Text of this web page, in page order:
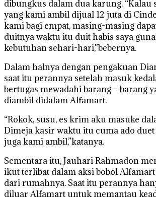
dibungkus dalam dua karung. “Kalau
yang kami ambil dijual 12 juta di
kami bagi empat, masing-masing
duitnya waktu itu duit habis saya
kebutuhan sehari-hari,”bebernya.
Dalam halnya dengan pengakuan
saat itu perannya setelah masuk
bertugas mewadahi barang – barang
diambil didalam Alfamart.
“Rokok, susu, es krim aku masuke
Dimeja kasir waktu itu cuma ado
juga kami ambil,”katanya.
Sementara itu, Jauhari Rahmadon
ikut terlibat dalam aksi bobol
dari rumahnya. Saat itu perannya
diluar Alfamart untuk memantau